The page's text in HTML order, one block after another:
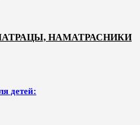
НАМАТРАСНИКИ
детей: